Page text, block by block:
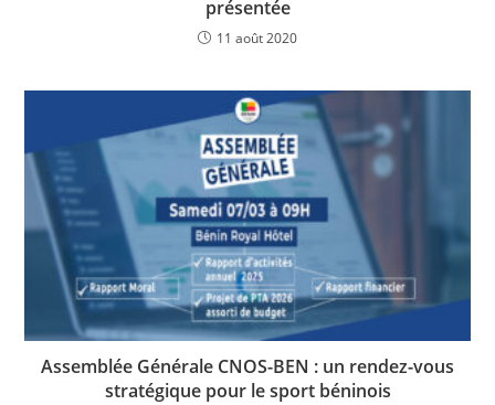
présentée
11 août 2020
Assemblée Générale CNOS-BEN : un rendez-vous
stratégique pour le sport béninois